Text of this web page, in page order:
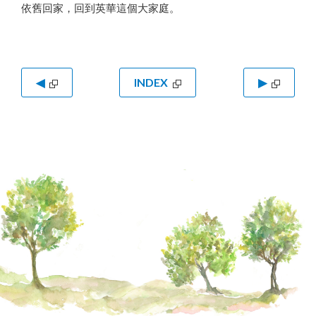
依舊回家，回到英華這個大家庭。
◀ INDEX ▶